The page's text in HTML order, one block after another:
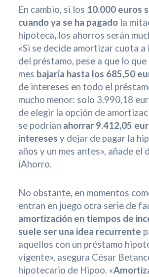
En cambio, si los 10.000 euros
cuando ya se ha pagado la
hipoteca, los ahorros serán
«Si se decide amortizar cuota a
del préstamo, pese a que lo
mes bajaría hasta los 685,50
de intereses en todo el
mucho menor: solo 3.990,18
de elegir la opción de
se podrían ahorrar 9.412,05
intereses y dejar de pagar la
años y un mes antes», añade el
iAhorro.
No obstante, en momentos
entran en juego otra serie de
amortización en tiempos de
suele ser una idea recurrente
aquellos con un préstamo
vigente», asegura César
hipotecario de Hipoo. «